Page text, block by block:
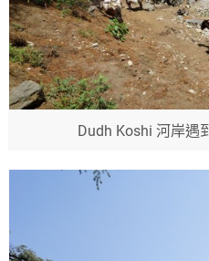
Dudh Koshi 河岸遇